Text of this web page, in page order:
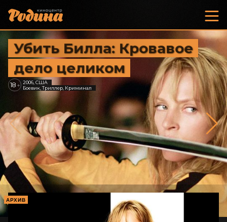
Убить Билла: Кровавое
дело целиком
18 + 2006, США
Боевик, Триллер, Криминал
АРХИВ